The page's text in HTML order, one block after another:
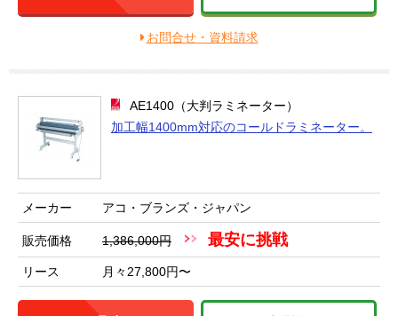
お問合せ・資料請求
AE1400（大判ラミネーター）
加工幅1400mm対応のコールドラミネーター。
メーカー アコ・ブランズ・ジャパン
販売価格 1,386,000円 最安に挑戦
リース 月々27,800円〜